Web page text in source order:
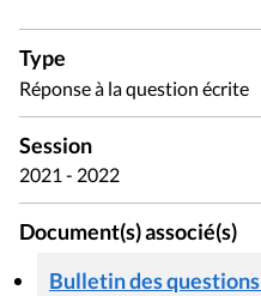
Type
Réponse à la question écrite
Session
2021 - 2022
Document(s) associé(s)
Bulletin des